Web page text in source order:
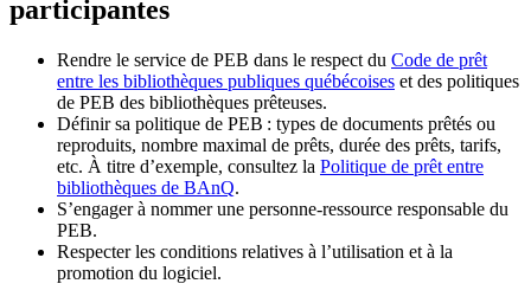
participantes
Rendre le service de PEB dans le respect du Code de prêt
entre les bibliothèques publiques québécoises et des politiques
de PEB des bibliothèques prêteuses.
Définir sa politique de PEB : types de documents prêtés ou
reproduits, nombre maximal de prêts, durée des prêts, tarifs,
etc. À titre d’exemple, consultez la Politique de prêt entre
bibliothèques de BAnQ.
S’engager à nommer une personne-ressource responsable du
PEB.
Respecter les conditions relatives à l’utilisation et à la
promotion du logiciel.